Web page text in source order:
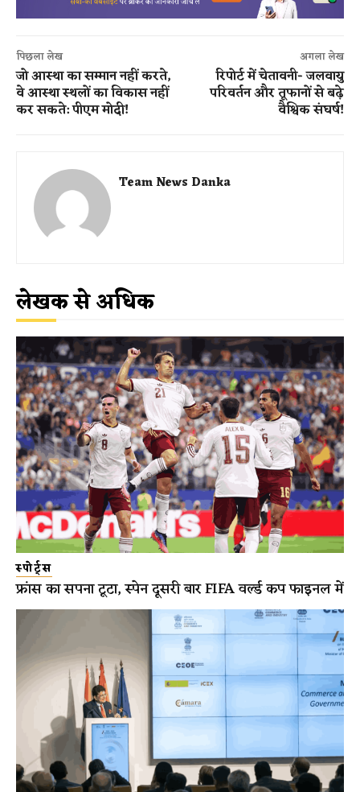
पिछला लेख
जो आस्था का सम्मान नहीं करते,
वे आस्था स्थलों का विकास नहीं
कर सकते: पीएम मोदी!
अगला लेख
रिपोर्ट में चेतावनी- जलवायु
परिवर्तन और तूफानों से बढ़े
वैश्विक संघर्ष!
Team News Danka
लेखक से अधिक
स्पोर्ट्स
फ्रांस का सपना टूटा, स्पेन दूसरी बार FIFA वर्ल्ड कप फाइनल में